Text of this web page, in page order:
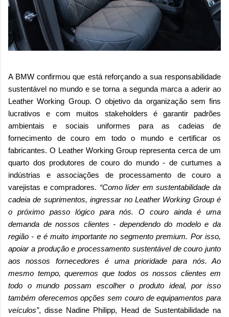
A BMW confirmou que está reforçando a sua responsabilidade
sustentável no mundo e se torna a segunda marca a aderir ao
Leather Working Group. O objetivo da organização sem fins
lucrativos e com muitos stakeholders é garantir padrões
ambientais e sociais uniformes para as cadeias de
fornecimento de couro em todo o mundo e certificar os
fabricantes. O Leather Working Group representa cerca de um
quarto dos produtores de couro do mundo - de curtumes a
indústrias e associações de processamento de couro a
varejistas e compradores. “Como líder em sustentabilidade da
cadeia de suprimentos, ingressar no Leather Working Group é
o próximo passo lógico para nós. O couro ainda é uma
demanda de nossos clientes - dependendo do modelo e da
região - e é muito importante no segmento premium. Por isso,
apoiar a produção e processamento sustentável de couro junto
aos nossos fornecedores é uma prioridade para nós. Ao
mesmo tempo, queremos que todos os nossos clientes em
todo o mundo possam escolher o produto ideal, por isso
também oferecemos opções sem couro de equipamentos para
veículos”, disse Nadine Philipp, Head de Sustentabilidade na